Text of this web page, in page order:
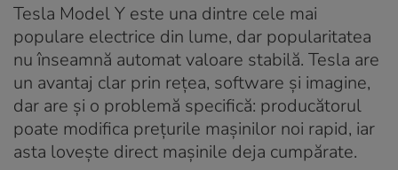
Tesla Model Y este una dintre cele mai
populare electrice din lume, dar popularitatea
nu înseamnă automat valoare stabilă. Tesla are
un avantaj clar prin rețea, software și imagine,
dar are și o problemă specifică: producătorul
poate modifica prețurile mașinilor noi rapid, iar
asta lovește direct mașinile deja cumpărate.